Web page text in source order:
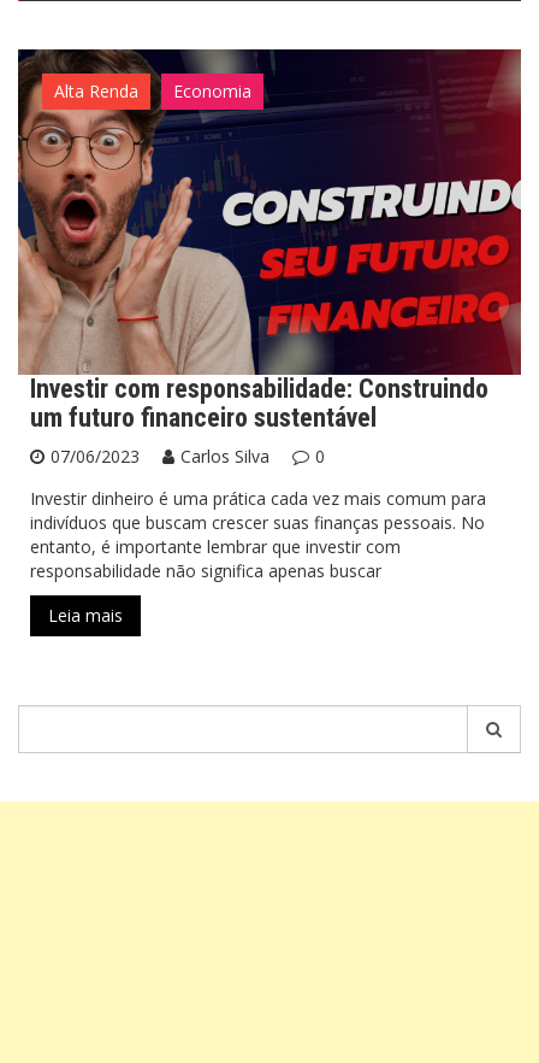
Alta Renda Economia
Investir com responsabilidade: Construindo
um futuro financeiro sustentável
07/06/2023 Carlos Silva
0
Investir dinheiro é uma prática cada vez mais comum para
indivíduos que buscam crescer suas finanças pessoais. No
entanto, é importante lembrar que investir com
responsabilidade não significa apenas buscar
Leia mais